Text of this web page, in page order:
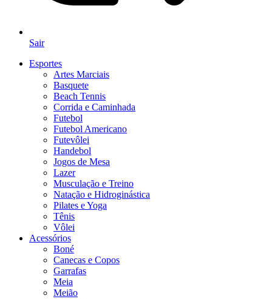
Sair
Esportes
Artes Marciais
Basquete
Beach Tennis
Corrida e Caminhada
Futebol
Futebol Americano
Futevôlei
Handebol
Jogos de Mesa
Lazer
Musculação e Treino
Natação e Hidroginástica
Pilates e Yoga
Tênis
Vôlei
Acessórios
Boné
Canecas e Copos
Garrafas
Meia
Meião